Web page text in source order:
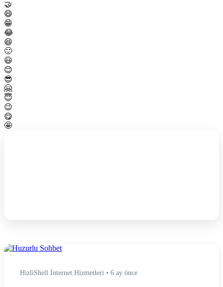
🤝
😄
😁
😂
😆
🙂
😃
😊
😎
🤗
😇
😉
😋
🤩
HizliShell İnternet Hizmetleri • 6 ay önce